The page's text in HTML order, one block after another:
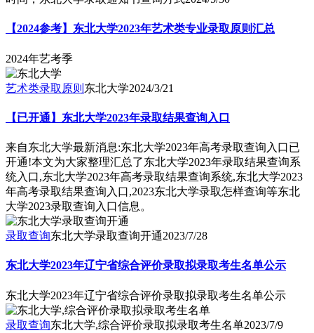
【2024参考】东北大学2023年艺术类专业录取原则汇总
2024年艺考季
艺术类录取原则 东北大学2024/3/21
【已开通】东北大学2023年录取结果查询入口
来自东北大学最新消息:东北大学2023年高考录取查询入口已
开通!本文为大家整理汇总了东北大学2023年录取结果查询系
统入口,东北大学2023年高考录取结果查询系统,东北大学2023
年高考录取结果查询入口,2023东北大学录取怎样查询等东北
大学2023录取查询入口信息。
录取查询东北大学录取查询开通2023/7/28
东北大学2023年辽宁省综合评价录取拟录取考生名单公示
东北大学2023年辽宁省综合评价录取拟录取考生名单公示
录取查询东北大学,综合评价录取拟录取考生名单2023/7/9